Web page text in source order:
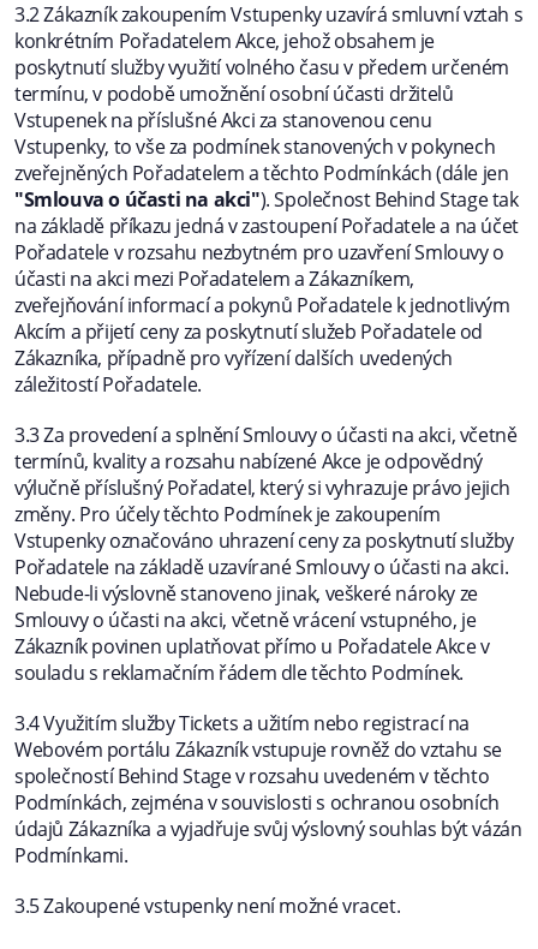
3.2 Zákazník zakoupením Vstupenky uzavírá smluvní vztah s
konkrétním Pořadatelem Akce, jehož obsahem je
poskytnutí služby využití volného času v předem určeném
termínu, v podobě umožnění osobní účasti držitelů
Vstupenek na příslušné Akci za stanovenou cenu
Vstupenky, to vše za podmínek stanovených v pokynech
zveřejněných Pořadatelem a těchto Podmínkách (dále jen
"Smlouva o účasti na akci"). Společnost Behind Stage tak
na základě příkazu jedná v zastoupení Pořadatele a na účet
Pořadatele v rozsahu nezbytném pro uzavření Smlouvy o
účasti na akci mezi Pořadatelem a Zákazníkem,
zveřejňování informací a pokynů Pořadatele k jednotlivým
Akcím a přijetí ceny za poskytnutí služeb Pořadatele od
Zákazníka, případně pro vyřízení dalších uvedených
záležitostí Pořadatele.
3.3 Za provedení a splnění Smlouvy o účasti na akci, včetně
termínů, kvality a rozsahu nabízené Akce je odpovědný
výlučně příslušný Pořadatel, který si vyhrazuje právo jejich
změny. Pro účely těchto Podmínek je zakoupením
Vstupenky označováno uhrazení ceny za poskytnutí služby
Pořadatele na základě uzavírané Smlouvy o účasti na akci.
Nebude-li výslovně stanoveno jinak, veškeré nároky ze
Smlouvy o účasti na akci, včetně vrácení vstupného, je
Zákazník povinen uplatňovat přímo u Pořadatele Akce v
souladu s reklamačním řádem dle těchto Podmínek.
3.4 Využitím služby Tickets a užitím nebo registrací na
Webovém portálu Zákazník vstupuje rovněž do vztahu se
společností Behind Stage v rozsahu uvedeném v těchto
Podmínkách, zejména v souvislosti s ochranou osobních
údajů Zákazníka a vyjadřuje svůj výslovný souhlas být vázán
Podmínkami.
3.5 Zakoupené vstupenky není možné vracet.